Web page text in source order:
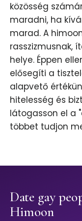
közösség
maradni, ha
marad. A
rasszizmusnak,
helye. Éppen
elősegíti a
alapvető
hitelesség és
látogasson el a
többet tudjon
Date gay
Himoon